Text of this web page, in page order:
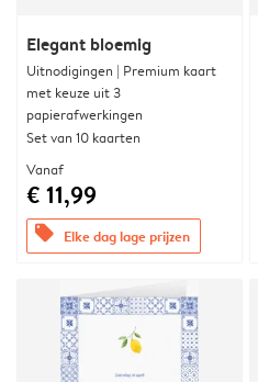
Elegant bloemig
Uitnodigingen | Premium kaart
met keuze uit 3
papierafwerkingen
Set van 10 kaarten
Vanaf
€ 11,99
offers Elke dag lage prijzen